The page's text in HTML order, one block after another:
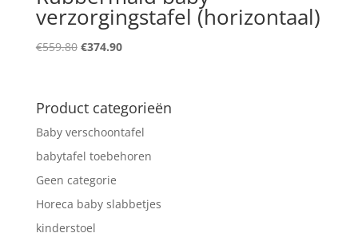
verzorgingstafel (horizontaal)
€559.80 Original
€559.80.
€374.90Current
€374.90.
Product categorieën
Baby verschoontafel
babytafel toebehoren
Geen categorie
Horeca baby slabbetjes
kinderstoel